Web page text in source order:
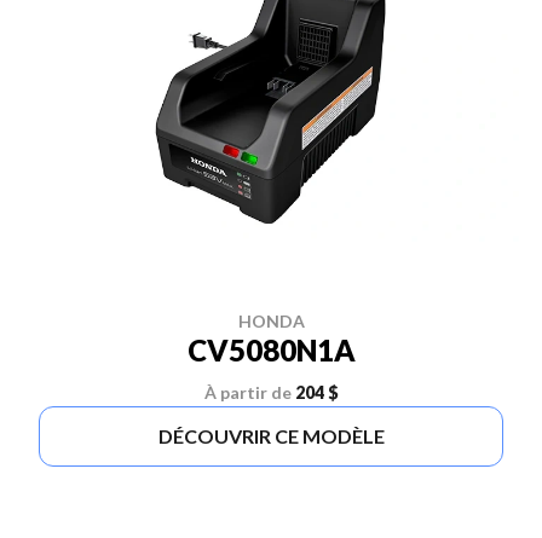
HONDA
CV5080N1A
À partir de 204 $
DÉCOUVRIR CE MODÈLE